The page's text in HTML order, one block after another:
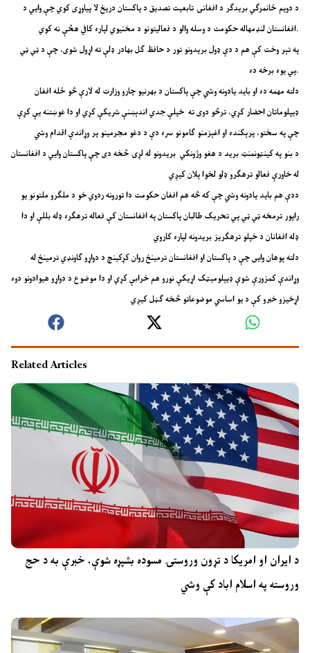
د دویم ځانمرګي بريدګر د افغانۍ تابعيت تصدیق د پاکستان دريځ لا پياوړی کوي چې وايي د
افغانستان لنډمهاله حکومت د وسله والو د فعالیتونو د مخنیوي لپاره کافي هڅې نه کوي.
په تېر وخت کې هم د دې ډول بریدونو تور د حافظ ګل بهادر ډلې ته اړول شوی، چې د ټي ټي
پي یوه برخه ده.
دلته مهمه ده او باید یادونه وشي چې پاکستان د بهرنیو چارو وزارت له لارې څو ځله افغان
ډيپلوماتان احضار کړي، ترڅو دوی ته خپلې جدي اندېښنې شريکې کړي او دا غوښتنه يې کړې
چې په سختو، پرېکنده او اغېزمنو ګامونو سره دې د دغو مجرمينو پر وړاندې اقدام وشي
د بنو په کینټونمنټ بريد د هغو وژونکي بریدونو له لړۍ څخه دی چې پاکستان وايي د افغانستان
له خاورې فعالو ترهګرو ډلو لخوا پلان کیږي
ددې هم باید یادونه وشي چې که څه هم افغان حکومت دا تورونه ردوي خو د ملګرو ملتونو یو
راپور ترمخه ټي ټي پي تحریک طالبان پاکستان په افغانستان کې فعاله ترهګره ډله بللې او دا
ډله افغانان د خپلو ترهګریز بریدونه لپاره کاروي
وړاندې کمزورې شوې ډیپلومیټک اړیکې نورو هم خرابې کړي او دا موضوع د دواړو هیوادونو دوه
اړخیزو خبرو کې د یو اساسي موضوعاتو څخه ګڼل کیږي
Related Articles
د ایران او امریکا د تړون وروستۍ مسوده بشپړه شوې، خبرې به د حج
وروسته په اسلام اباد کې وشي